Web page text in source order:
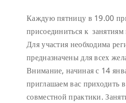
Каждую пятницу в 19.00
присоединиться к
Для участия необходима
предназначены для всех
Внимание, начиная с 14
приглашаем вас приходить
совместной практики.